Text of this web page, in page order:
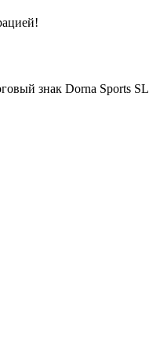
знак Dorna Sports SL